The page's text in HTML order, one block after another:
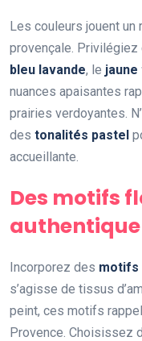
Les couleurs jouent
provençale.
bleu lavande, le
nuances apaisantes
prairies verdoyantes.
des tonalités pastel
accueillante.
Des motifs
authentique
Incorporez des motifs
s’agisse de tissus
peint, ces motifs
Provence. Choisissez